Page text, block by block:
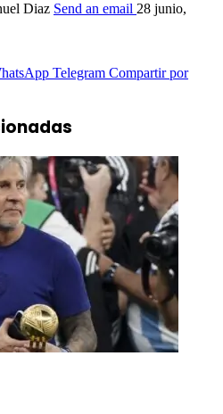
Diaz Send an email 28 junio,
Telegram Compartir por